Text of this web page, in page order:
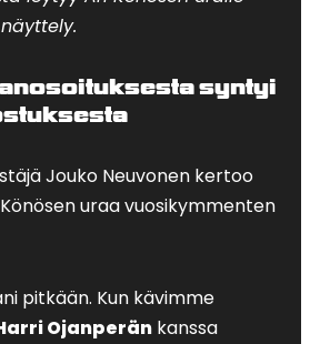
syntyi
Jouko Neuvonen kertoo
uraa vuosikymmenten
pitkään. Kun kävimme
Ojanperän kanssa